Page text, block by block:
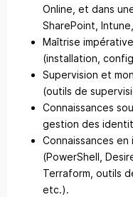
Online, et dans
SharePoint,
Maîtrise
(installation,
Supervision et
(outils de
Connaissances
gestion des
Connaissances
(PowerShell,
Terraform, outils
etc.).